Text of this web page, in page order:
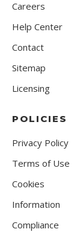
Careers
Help Center
Contact
Sitemap
Licensing
POLICIES
Privacy Policy
Terms of Use
Cookies
Information
Compliance